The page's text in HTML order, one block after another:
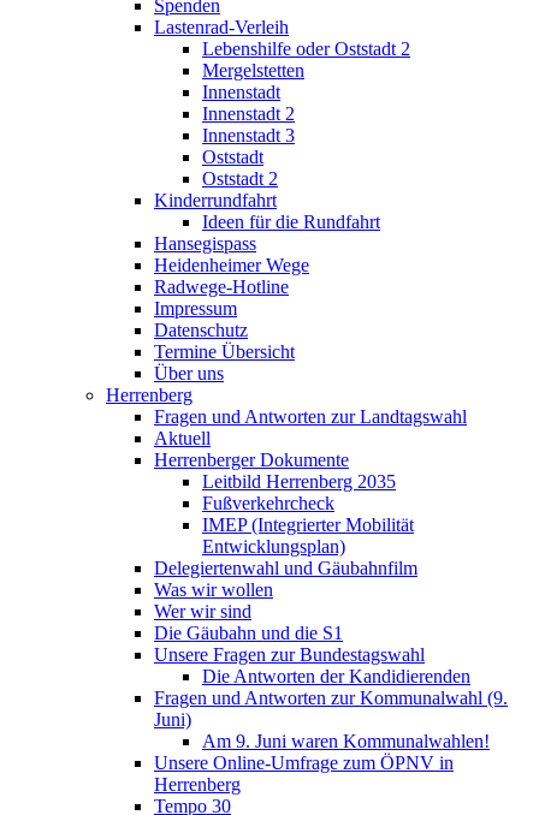
Spenden
Lastenrad-Verleih
Lebenshilfe oder Oststadt 2
Mergelstetten
Innenstadt
Innenstadt 2
Innenstadt 3
Oststadt
Oststadt 2
Kinderrundfahrt
Ideen für die Rundfahrt
Hansegispass
Heidenheimer Wege
Radwege-Hotline
Impressum
Datenschutz
Termine Übersicht
Über uns
Herrenberg
Fragen und Antworten zur Landtagswahl
Aktuell
Herrenberger Dokumente
Leitbild Herrenberg 2035
Fußverkehrcheck
IMEP (Integrierter Mobilität
Entwicklungsplan)
Delegiertenwahl und Gäubahnfilm
Was wir wollen
Wer wir sind
Die Gäubahn und die S1
Unsere Fragen zur Bundestagswahl
Die Antworten der Kandidierenden
Fragen und Antworten zur Kommunalwahl (9.
Juni)
Am 9. Juni waren Kommunalwahlen!
Unsere Online-Umfrage zum ÖPNV in
Herrenberg
Tempo 30